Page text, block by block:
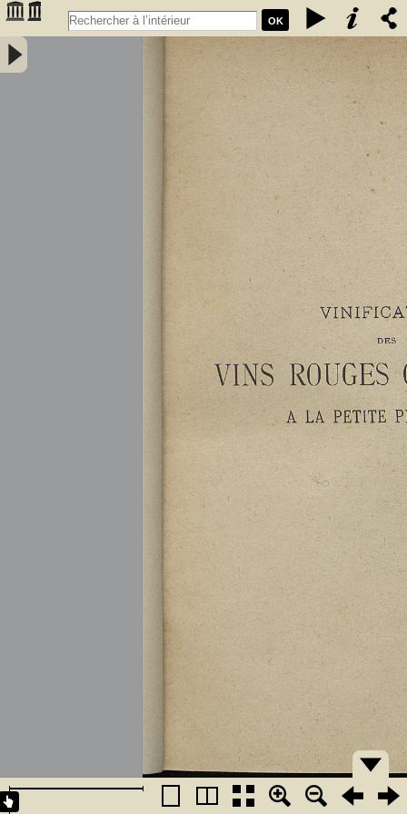
OK
Vinification des vins rouges ordinaires à la petite propriété : extrait
des conférences faites à l'Association des anciens élèves de l'école
communale de Portet (Haute-Garonne) / par A. Lacassagne,... -